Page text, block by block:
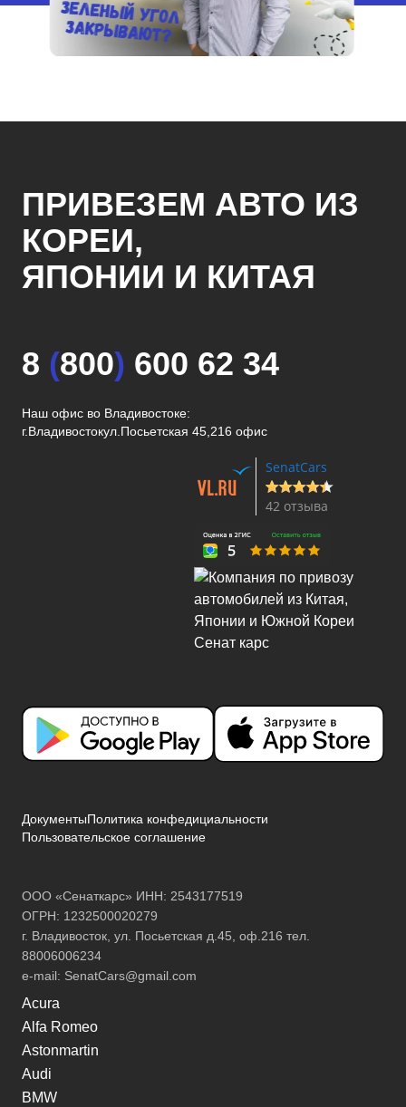
ПРИВЕЗЕМ АВТО ИЗ
КОРЕИ,
ЯПОНИИ И КИТАЯ
8 (800) 600 62 34
Наш офис во Владивостоке:
г.Владивостокул.Посьетская 45,216 офис
SenatCars
42 отзыва
ДокументыПолитика конфедициальности
Пользовательское соглашение
ООО «Сенаткарс» ИНН: 2543177519
ОГРН: 1232500020279
г. Владивосток, ул. Посьетская д.45, оф.216 тел.
88006006234
e-mail: SenatCars@gmail.com
Acura
Alfa Romeo
Astonmartin
Audi
BMW